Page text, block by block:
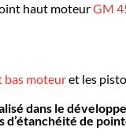
haut moteurGM
bas moteuret les
dans le
de